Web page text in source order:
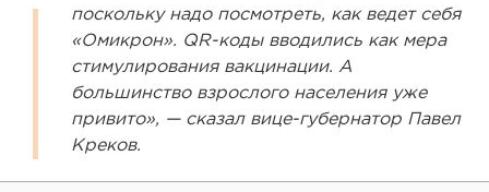
поскольку надо посмотреть, как ведет себя
«Омикрон». QR-коды вводились как мера
стимулирования вакцинации. А
большинство взрослого населения уже
привито», — сказал вице-губернатор Павел
Креков.